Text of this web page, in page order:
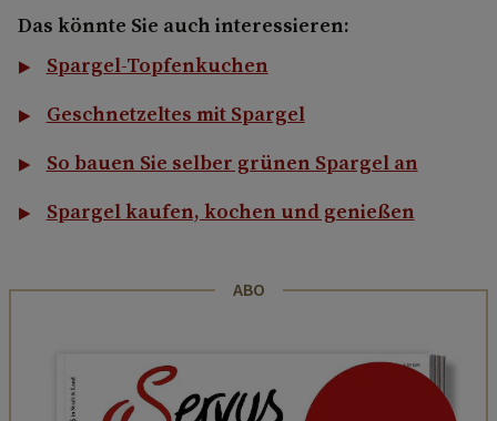
Das könnte Sie auch interessieren:
Spargel-Topfenkuchen
Geschnetzeltes mit Spargel
So bauen Sie selber grünen Spargel an
Spargel kaufen, kochen und genießen
ABO